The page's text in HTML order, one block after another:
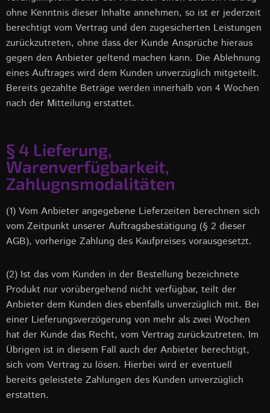
ohne Kenntnis dieser Inhalte annehmen, so ist er jederzeit
berechtigt vom Vertrag und den zugesicherten Leistungen
zurückzutreten, ohne dass der Kunde Ansprüche hieraus
gegen den Anbieter geltend machen kann. Die Ablehnung
eines Auftrages wird dem Kunden unverzüglich mitgeteilt.
Bereits gezahlte Beträge werden innerhalb von 4 Wochen
nach der Mitteilung erstattet.
§ 4 Lieferung,
Warenverfügbarkeit,
Zahlugnsmodalitäten
(1) Vom Anbieter angegebene Lieferzeiten berechnen sich
vom Zeitpunkt unserer Auftragsbestätigung (§ 2 dieser
AGB), vorherige Zahlung des Kaufpreises vorausgesetzt.
(2) Ist das vom Kunden in der Bestellung bezeichnete
Produkt nur vorübergehend nicht verfügbar, teilt der
Anbieter dem Kunden dies ebenfalls unverzüglich mit. Bei
einer Lieferungsverzögerung von mehr als zwei Wochen
hat der Kunde das Recht, vom Vertrag zurückzutreten. Im
Übrigen ist in diesem Fall auch der Anbieter berechtigt,
sich vom Vertrag zu lösen. Hierbei wird er eventuell
bereits geleistete Zahlungen des Kunden unverzüglich
erstatten.